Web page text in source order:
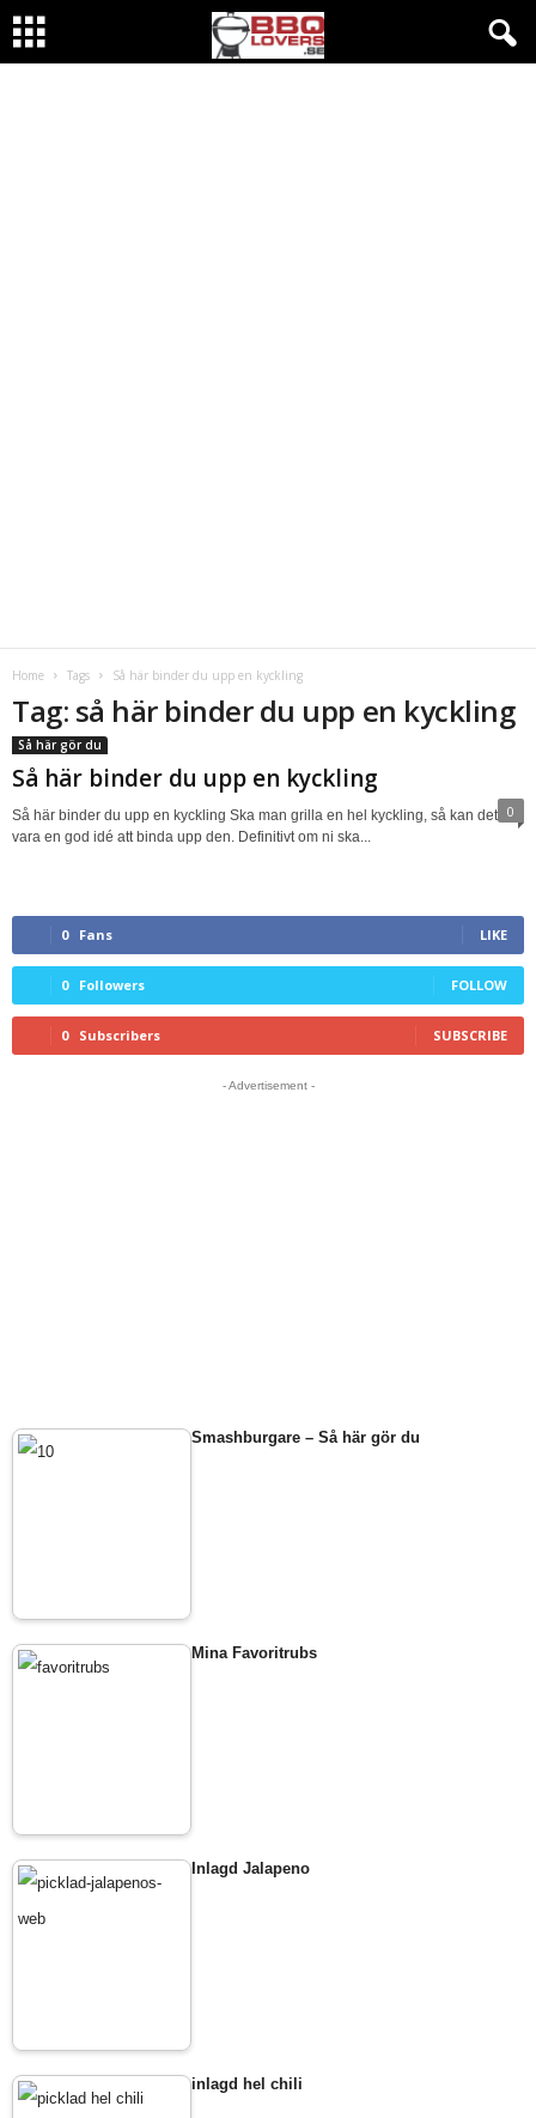
Home Tags Så här binder du upp en kyckling
Tag: så här binder du upp en kyckling
Så här gör du
Så här binder du upp en kyckling
0
Så här binder du upp en kyckling Ska man grilla en hel kyckling, så kan det
vara en god idé att binda upp den. Definitivt om ni ska...
0 Fans LIKE
0 Followers FOLLOW
0 Subscribers SUBSCRIBE
- Advertisement -
Smashburgare – Så här gör du
Mina Favoritrubs
Inlagd Jalapeno
inlagd hel chili